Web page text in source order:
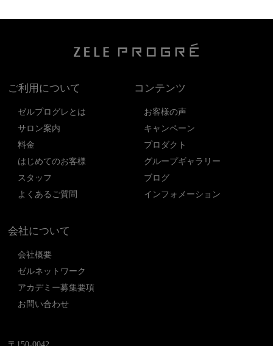
ご利用について
ゼルプログレとは
サロン案内
料金
はじめてのお客様
スタッフ
よくあるご質問
コンテンツ
お客様の声
キャンペーン
プロダクト
グループギャラリー
ブログ
インフォメーション
会社について
会社概要
ゼルネットワーク
アカデミー募集要項
お問い合わせ